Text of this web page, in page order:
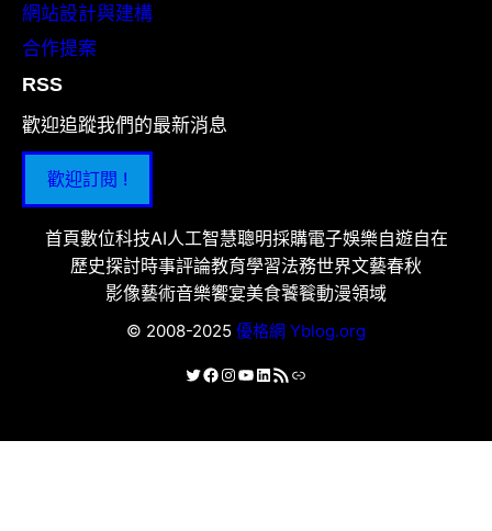
網站設計與建構
合作提案
RSS
歡迎追蹤我們的最新消息
歡迎訂閱 !
首頁數位科技AI人工智慧聰明採購電子娛樂自遊自在
歷史探討時事評論教育學習法務世界文藝春秋
影像藝術音樂饗宴美食饕餮動漫領域
© 2008-2025 優格網 Yblog.org
X Facebook
Instagram
YouTube
LinkedIn
RSS 資訊提供連結